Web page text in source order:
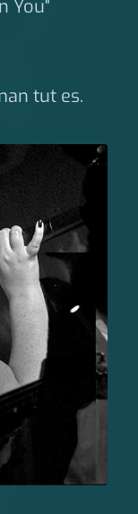
You"
tut es.